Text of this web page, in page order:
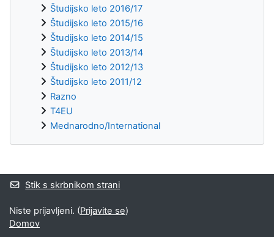
Študijsko leto 2016/17
Študijsko leto 2015/16
Študijsko leto 2014/15
Študijsko leto 2013/14
Študijsko leto 2012/13
Študijsko leto 2011/12
Razno
T4EU
Mednarodno/International
Supplementary blocks
Stik s skrbnikom strani
Niste prijavljeni. (Prijavite se)
Domov